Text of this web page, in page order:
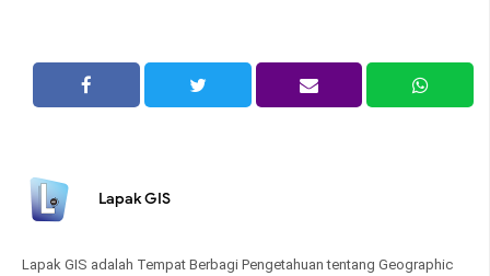
Lapak GIS
Lapak GIS adalah Tempat Berbagi Pengetahuan tentang Geographic